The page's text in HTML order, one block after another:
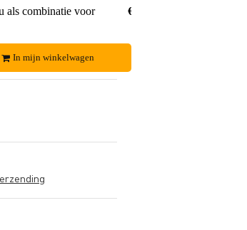
als combinatie voor
€ 125,-
In mijn winkelwagen